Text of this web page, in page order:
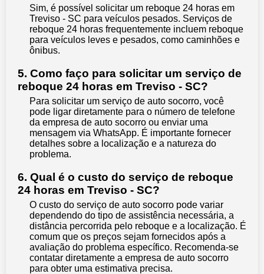
Sim, é possível solicitar um reboque 24 horas em
Treviso - SC para veículos pesados. Serviços de
reboque 24 horas frequentemente incluem reboque
para veículos leves e pesados, como caminhões e
ônibus.
5. Como faço para solicitar um serviço de
reboque 24 horas em Treviso - SC?
Para solicitar um serviço de auto socorro, você
pode ligar diretamente para o número de telefone
da empresa de auto socorro ou enviar uma
mensagem via WhatsApp. É importante fornecer
detalhes sobre a localização e a natureza do
problema.
6. Qual é o custo do serviço de reboque
24 horas em Treviso - SC?
O custo do serviço de auto socorro pode variar
dependendo do tipo de assistência necessária, a
distância percorrida pelo reboque e a localização. É
comum que os preços sejam fornecidos após a
avaliação do problema específico. Recomenda-se
contatar diretamente a empresa de auto socorro
para obter uma estimativa precisa.